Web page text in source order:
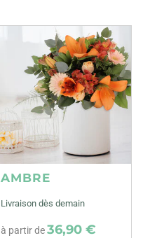
AMBRE
Livraison dès demain
à partir de36,90 €